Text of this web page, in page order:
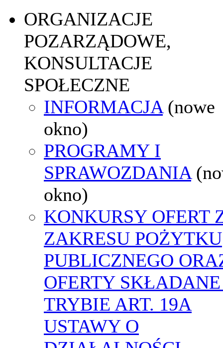
ORGANIZACJE
POZARZĄDOWE,
KONSULTACJE
SPOŁECZNE
INFORMACJA (nowe
okno)
PROGRAMY I
SPRAWOZDANIA
okno)
KONKURSY OFERT
ZAKRESU POŻYTKU
PUBLICZNEGO
OFERTY
TRYBIE ART. 19A
USTAWY O